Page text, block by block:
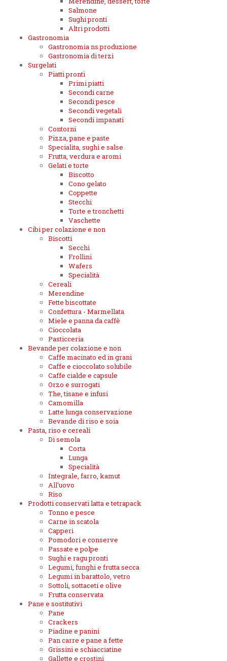
Salmone
Sughi pronti
Altri prodotti
Gastronomia
Gastronomia ns.produzione
Gastronomia di terzi
Surgelati
Piatti pronti
Primi piatti
Secondi carne
Secondi pesce
Secondi vegetali
Secondi impanati
Contorni
Pizza, pane e paste
Specialita, sughi e salse
Frutta, verdura e aromi
Gelati e torte
Biscotto
Cono gelato
Coppette
Stecchi
Torte e tronchetti
Vaschette
Cibi per colazione e non
Biscotti
Secchi
Frollini
Wafers
Specialità
Cereali
Merendine
Fette biscottate
Confettura - Marmellata
Miele e panna da caffè
Cioccolata
Pasticceria
Bevande per colazione e non
Caffe macinato ed in grani
Caffe e cioccolato solubile
Caffe cialde e capsule
Orzo e surrogati
The, tisane e infusi
Camomilla
Latte lunga conservazione
Bevande di riso e soia
Pasta, riso e cereali
Di semola
Corta
Lunga
Specialità
Integrale, farro, kamut
All'uovo
Riso
Prodotti conservati latta e tetrapack
Tonno e pesce
Carne in scatola
Capperi
Pomodori e conserve
Passate e polpe
Sughi e ragu pronti
Legumi, funghi e frutta secca
Legumi in barattolo, vetro
Sottoli, sottaceti e olive
Frutta conservata
Pane e sostitutivi
Pane
Crackers
Piadine e panini
Pan carre e pane a fette
Grissini e schiacciatine
Gallette e crostini